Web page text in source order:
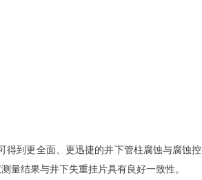
得到更全面、更迅捷的井下管柱腐蚀与腐蚀控
量结果与井下失重挂片具有良好一致性。